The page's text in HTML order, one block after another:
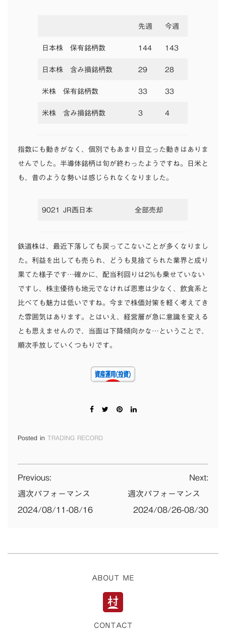
先週 今週
日本株 保有銘柄数 144 143
日本株 含み損銘柄数 29 28
米株 保有銘柄数 33 33
米株 含み損銘柄数 3 4
指数にも動きがなく、個別でもあまり目立った動きはありま
せんでした。半導体銘柄は旬が終わったようですね。日米と
も、昔のような勢いは感じられなくなりました。
9021 JR西日本 全部売却
鉄道株は、最近下落しても戻ってこないことが多くなりまし
た。利益を出しても売られ、どうも見捨てられた業界と成り
果てた様子です…確かに、配当利回りは2%も乗せていない
ですし、株主優待も地元でなければ恩恵は少なく、飲食系と
比べても魅力は低いですね。今まで株価対策を軽く考えてき
た雰囲気はあります。とはいえ、経営層が急に意識を変える
とも思えませんので、当面は下降傾向かな…ということで、
順次手放していくつもりです。
Posted in TRADING RECORD
投
稿
ナ
ゲ
Previous:
週次パフォーマンス
2024/08/11-08/16
Next:
週次パフォーマンス
2024/08/26-08/30
ABOUT ME
CONTACT